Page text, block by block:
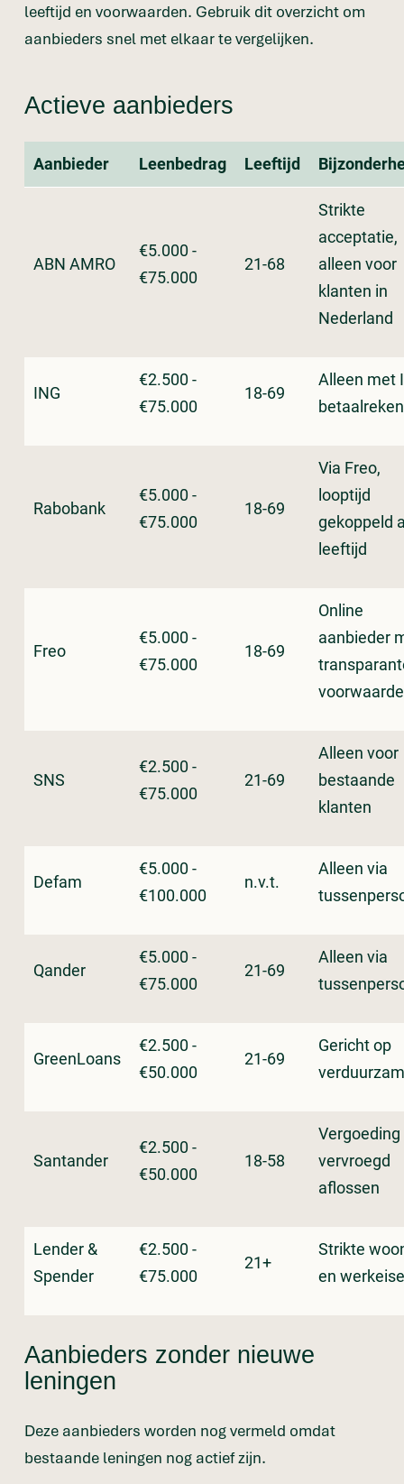
leeftijd en voorwaarden. Gebruik dit overzicht om
aanbieders snel met elkaar te vergelijken.
Actieve aanbieders
Aanbieder Leenbedrag Leeftijd
ABN AMRO
€5.000 -
€75.000
21-68
Strikte
acceptatie,
alleen voor
klanten in
Nederland
ING
€2.500 -
€75.000
18-69
Alleen met
Rabobank
€5.000 -
€75.000
18-69
Via Freo,
looptijd
gekoppeld
leeftijd
Freo
€5.000 -
€75.000
18-69
Online
aanbieder
SNS
€2.500 -
€75.000
21-69
Alleen voor
bestaande
klanten
Defam
€5.000 -
€100.000
n.v.t.
Alleen via
Qander
€5.000 -
€75.000
21-69
Alleen via
GreenLoans
€2.500 -
€50.000
21-69
Gericht op
Santander
€2.500 -
€50.000
18-58
Vergoeding
vervroegd
aflossen
Lender &
Spender
€2.500 -
€75.000
21+
Strikte
en
Aanbieders zonder nieuwe
leningen
Deze aanbieders worden nog vermeld omdat
bestaande leningen nog actief zijn.